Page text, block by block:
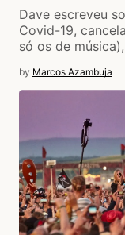
Dave escreveu
Covid-19,
só os de
by Marcos Azambuja